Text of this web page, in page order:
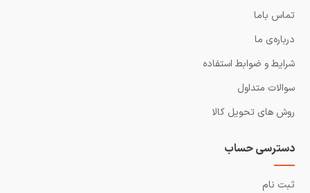
تماس باما
درباره‌ی ما
شرایط و ضوابط استفاده
سوالات متداول
روش های تحویل کالا
دسترسی حساب
ثبت نام